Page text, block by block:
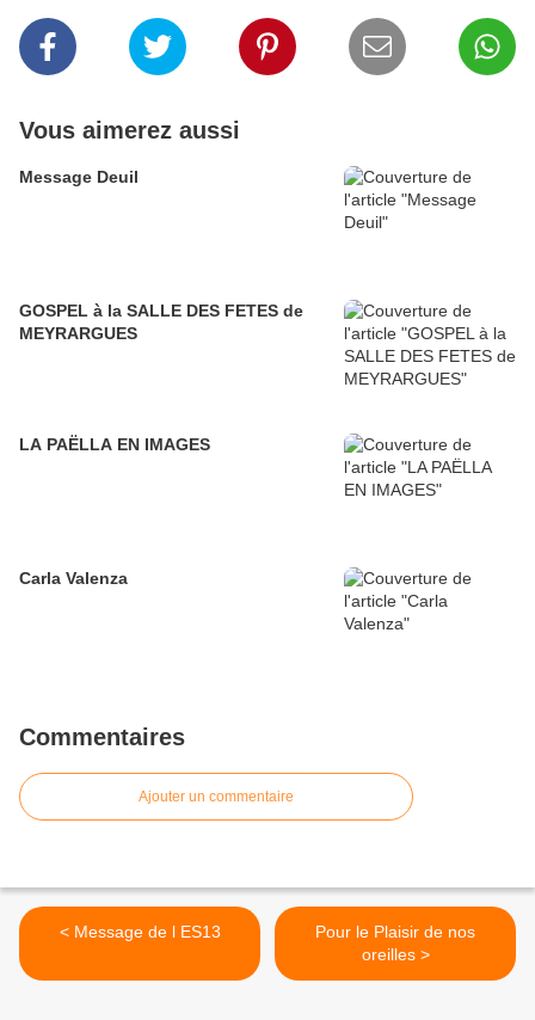
Vous aimerez aussi
Message Deuil
GOSPEL à la SALLE DES FETES de
MEYRARGUES
LA PAËLLA EN IMAGES
Carla Valenza
Commentaires
Ajouter un commentaire
< Message de l ES13
Pour le Plaisir de nos
oreilles >